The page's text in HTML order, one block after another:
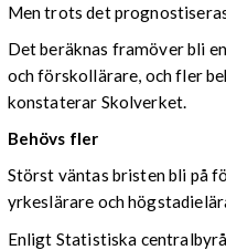
Men trots det
Det beräknas framöver bli
och förskollärare, och fler
konstaterar Skolverket.
Behövs fler
Störst väntas bristen bli på
yrkeslärare och
Enligt Statistiska